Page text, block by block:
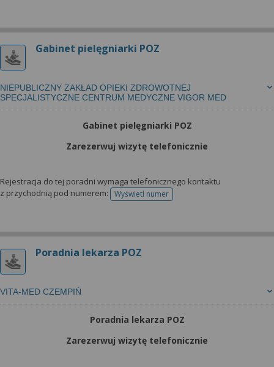
Gabinet pielęgniarki POZ
NIEPUBLICZNY ZAKŁAD OPIEKI ZDROWOTNEJ
SPECJALISTYCZNE CENTRUM MEDYCZNE VIGOR MED
Gabinet pielęgniarki POZ
Zarezerwuj wizytę telefonicznie
Rejestracja do tej poradni wymaga telefonicznego kontaktu
z przychodnią pod numerem:
Wyświetl numertelefonu do rejestracji
Poradnia lekarza POZ
VITA-MED CZEMPIŃ
Poradnia lekarza POZ
Zarezerwuj wizytę telefonicznie